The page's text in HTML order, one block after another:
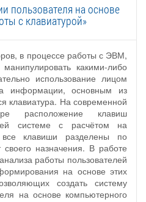
пользователя на основе
с клавиатурой»
в процессе работы с ЭВМ,
какими-либо
использование лицом
информации, основным из
клавиатура. На современной
расположение клавиш
системе с расчётом на
клавиши разделены по
назначения. В работе
работы пользователей
на основе этих
создать систему
на основе компьютерного